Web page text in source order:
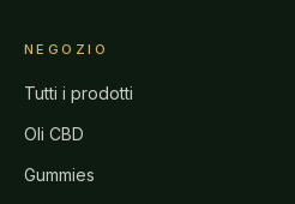
NEGOZIO
Tutti i prodotti
Oli CBD
Gummies